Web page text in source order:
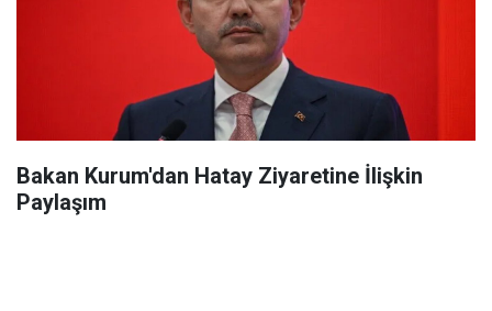
Bakan Kurum'dan Hatay Ziyaretine İlişkin
Paylaşım